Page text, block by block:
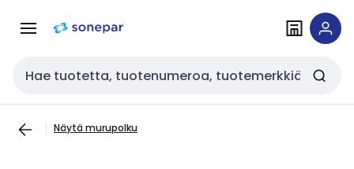
navigointiinsisältöön
Haku
Näytä murupolku